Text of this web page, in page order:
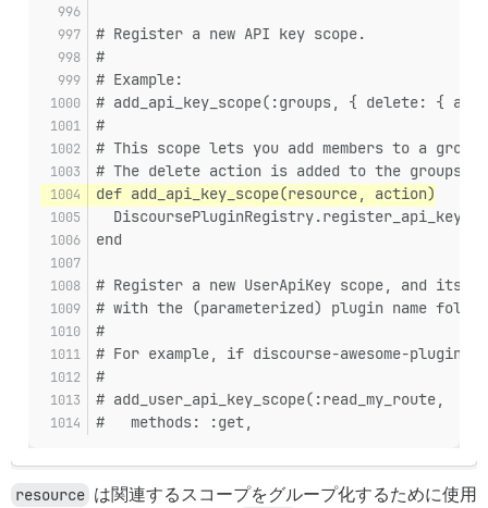
# Register a new API key scope.
#
# Example:
# add_api_key_scope(:groups, { delete: {
#
# This scope lets you add members to a
# The delete action is added to the groups
def add_api_key_scope(resource, action)
end
# Register a new UserApiKey scope, and its
# with the (parameterized) plugin name
#
# For example, if discourse-awesome-plugin
#
# add_user_api_key_scope(:read_my_route,
#   methods: :get,
resource は関連するスコープをグループ化するために使用